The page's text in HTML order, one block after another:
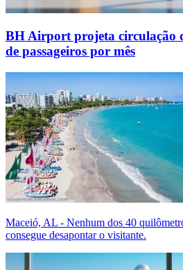
BH Airport projeta circulação
de passageiros por mês
Maceió, AL - Nenhum dos 40
consegue desapontar o visitante.